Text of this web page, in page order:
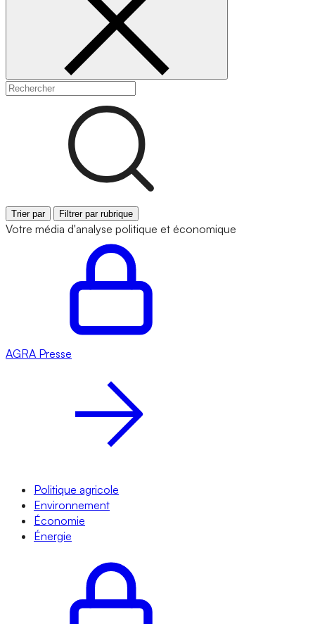
Trier par Filtrer par rubrique
Votre média d'analyse politique et économique
AGRA Presse
Politique agricole
Environnement
Économie
Énergie